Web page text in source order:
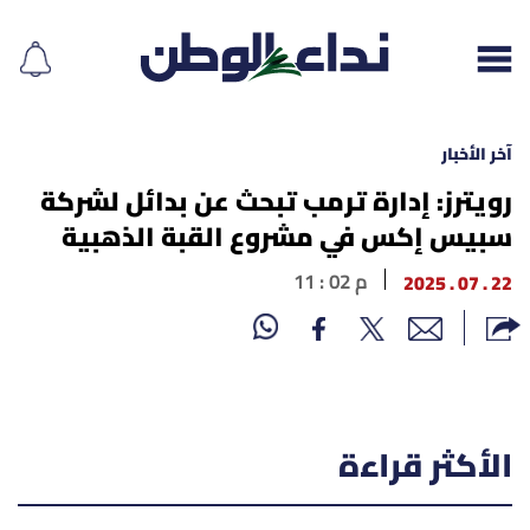
إقرأ الجريدة
لبنان
الغلاف
محليات
آخر الأخبار
رويترز: إدارة ترمب تبحث عن بدائل لشركة
سبيس إكس في مشروع القبة الذهبية
22 . 07 . 2025 11 : 02 م
الأكثر قراءة